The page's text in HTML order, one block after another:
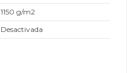
1150 g/m2
Desactivada